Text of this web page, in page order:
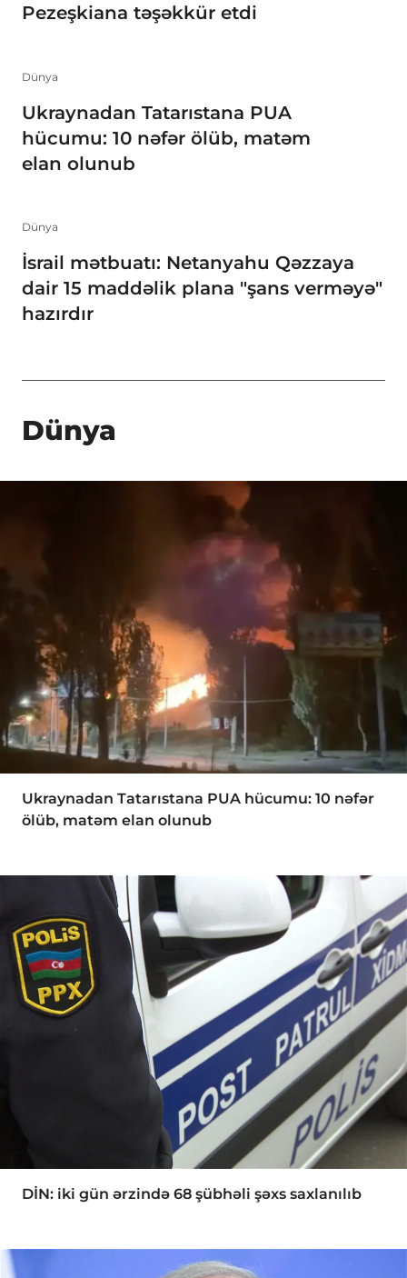
Pezeşkiana təşəkkür etdi
Dünya
Ukraynadan Tatarıstana PUA
hücumu: 10 nəfər ölüb, matəm
elan olunub
Dünya
İsrail mətbuatı: Netanyahu Qəzzaya
dair 15 maddəlik plana "şans verməyə"
hazırdır
Dünya
Ukraynadan Tatarıstana PUA hücumu: 10 nəfər
ölüb, matəm elan olunub
DİN: iki gün ərzində 68 şübhəli şəxs saxlanılıb